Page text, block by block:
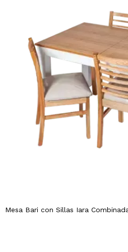
Mesa Bari con Sillas Iara